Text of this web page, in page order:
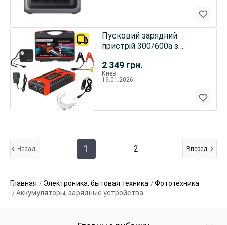
2 349 грн.
Пусковий зарядний
пристрій 300/600a з
Киев
19.01.2026
Назад 1 2 Вперед
Главная Электроника, бытовая техника
Фототехника
Аккумуляторы, зарядные устройства